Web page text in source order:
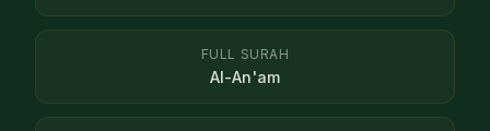
FULL SURAH
Al-An'am